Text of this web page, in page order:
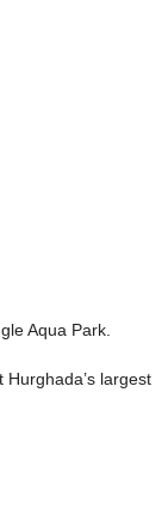
Aqua Park.
largest